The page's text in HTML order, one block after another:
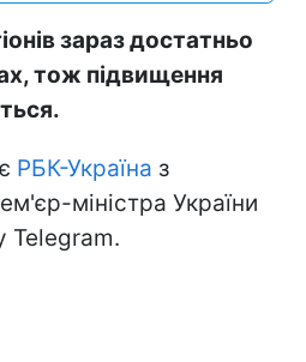
зараз достатньо
тож підвищення
РБК-Україна з
міністра України
Telegram.